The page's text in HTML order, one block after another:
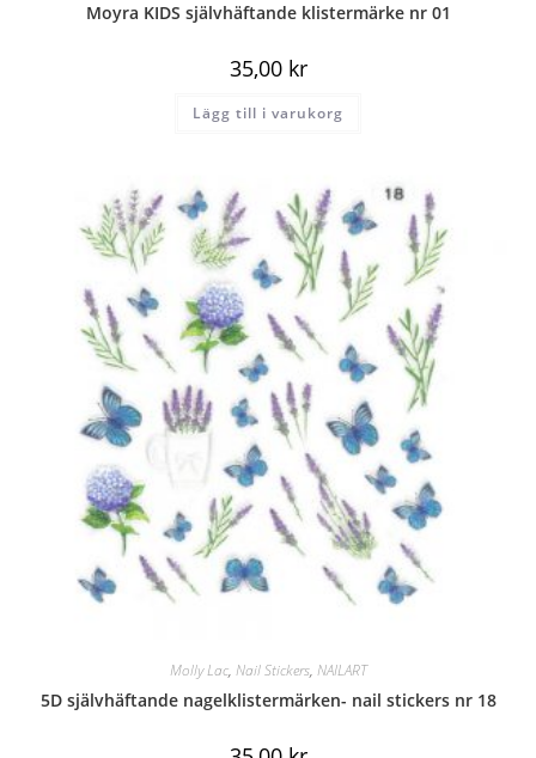
Moyra KIDS självhäftande klistermärke nr 01
35,00 kr
Lägg till i varukorg
Molly Lac, Nail Stickers, NAILART
5D självhäftande nagelklistermärken- nail stickers nr 18